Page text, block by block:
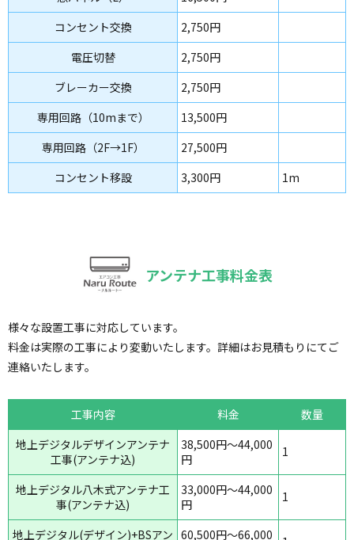
コンセント交換
2,750円
電圧切替
2,750円
ブレーカー交換
2,750円
専用回路（10mまで）
13,500円
専用回路（2F→1F）
27,500円
コンセント移設
3,300円 1m
アンテナ工事料金表
様々な設置工事に対応しています。
料金は実際の工事により変動いたします。詳細はお見積もりにてご
連絡いたします。
工事内容 料金
数量
地上デジタルデザインアンテナ
工事(アンテナ込)
38,500円～44,000
円
1
地上デジタル八木式アンテナ工
事(アンテナ込)
33,000円～44,000
円
1
地上デジタル(デザイン)+BSアン 60,500円～66,000